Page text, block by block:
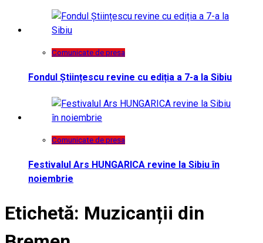
Comunicate de presa
Fondul Științescu revine cu ediția a 7-a la Sibiu
Comunicate de presa
Festivalul Ars HUNGARICA revine la Sibiu în
noiembrie
Etichetă: Muzicanții din